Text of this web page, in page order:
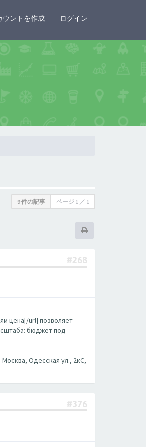
ウントを作成 ログイン
9 件の記事 ページ 1 ／ 1
#268
цена[/url] позволяет
бюджет под
Одесская ул., 2кС,
#376